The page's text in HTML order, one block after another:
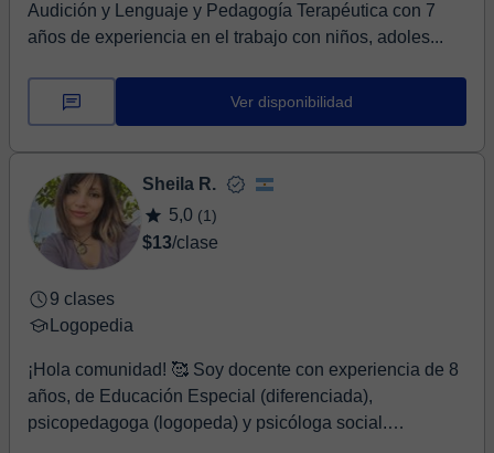
Audición y Lenguaje y Pedagogía Terapéutica con 7
años de experiencia en el trabajo con niños, adoles...
Ver disponibilidad
Sheila R.
5,0 (1)
$13/clase
9 clases
Logopedia
¡Hola comunidad! 🥰 Soy docente con experiencia de 8
años, de Educación Especial (diferenciada),
psicopedagoga (logopeda) y psicóloga social.